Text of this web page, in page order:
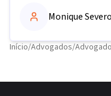
Monique
Início/Advogados/